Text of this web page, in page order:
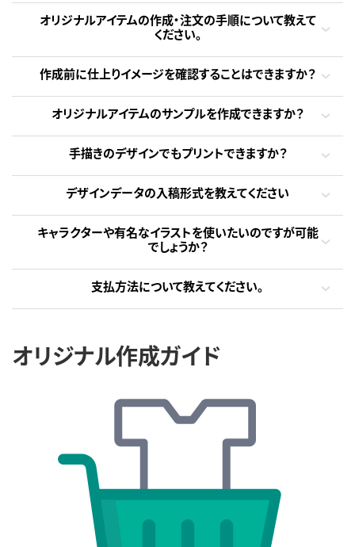
オリジナルアイテムの作成・注文の手順について教えて
ください。
作成前に仕上りイメージを確認することはできますか？
オリジナルアイテムのサンプルを作成できますか？
手描きのデザインでもプリントできますか？
デザインデータの入稿形式を教えてください
キャラクターや有名なイラストを使いたいのですが可能
でしょうか？
支払方法について教えてください。
オリジナル作成ガイド